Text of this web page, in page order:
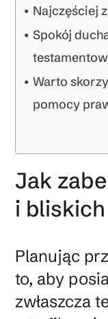
Najczęściej
Spokój
Warto
pomocy
Jak
i
Planując
to, aby
zwłaszcza